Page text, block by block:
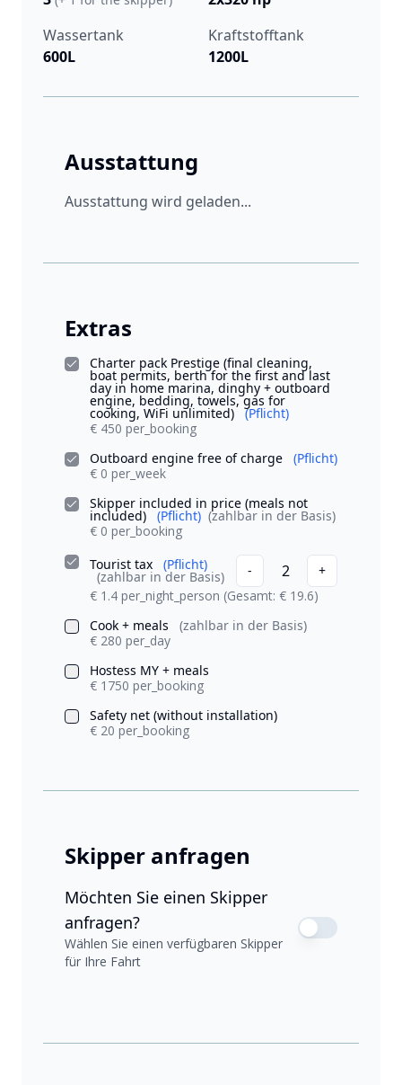
Wassertank
600L
Kraftstofftank
1200L
Ausstattung
Ausstattung wird geladen...
Extras
Charter pack Prestige (final cleaning,
boat permits, berth for the first and last
day in home marina, dinghy + outboard
engine, bedding, towels, gas for
cooking, WiFi unlimited) (Pflicht)
€ 450 per_booking
Outboard engine free of charge
(Pflicht)
€ 0 per_week
Skipper included in price (meals not
included) (Pflicht) (zahlbar in der Basis)
€ 0 per_booking
Tourist tax
(Pflicht)
(zahlbar in der Basis) - 2
+
€ 1.4 per_night_person (Gesamt: € 19.6)
Cook + meals
(zahlbar in der Basis)
€ 280 per_day
Hostess MY + meals
€ 1750 per_booking
Safety net (without installation)
€ 20 per_booking
Skipper anfragen
Möchten Sie einen Skipper
anfragen?
Wählen Sie einen verfügbaren Skipper
für Ihre Fahrt